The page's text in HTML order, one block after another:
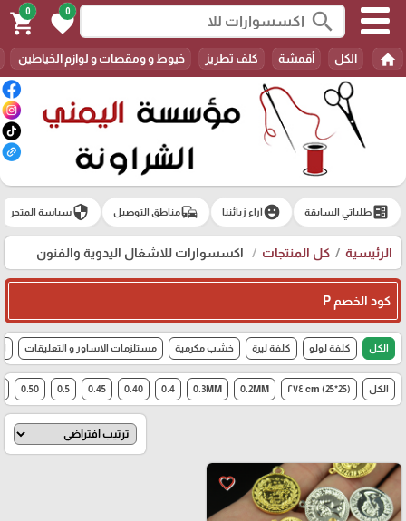
search
0
favorite
0
shopping_cart
home الكل أقمشة كلف تطريز خيوط و ومقصات و لوازم الخياطين
ballotطلباتي السابقة emoji_emotionsآراء زبائننا commuteمناطق التوصيل securityسياسة المتجر
الرئيسية كل المنتجات اكسسوارات للاشغال اليدوية والفنون
كود الخصم P
الكل كلفة لولو كلفة ليرة خشب مكرمية مستلزمات الاساور و التعليقات
الكل (25*25) cm ٢٧٤ 0.2MM
0.3MM
0.4
0.40
0.45
0.5
0.50
favorite_border